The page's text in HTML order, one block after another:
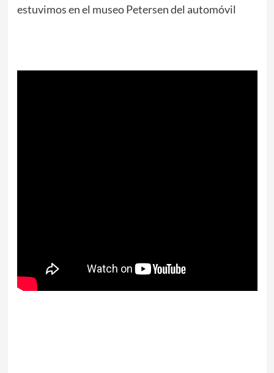
estuvimos en el museo Petersen del automóvil